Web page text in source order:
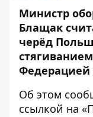
Министр
Блащак
черёд
с
Федерацией
Об этом
ссылкой на